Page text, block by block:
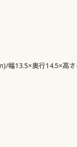
幅13.5×奥行14.5×高